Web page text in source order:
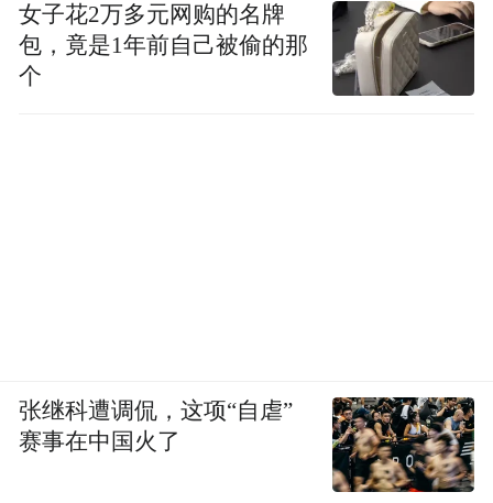
女子花2万多元网购的名牌
包，竟是1年前自己被偷的那
个
张继科遭调侃，这项“自虐”
赛事在中国火了